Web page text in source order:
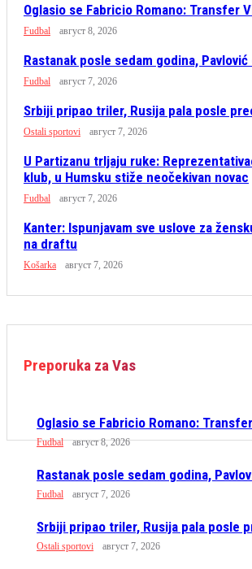
Oglasio se Fabricio Romano: Transfer
Fudbal август 8, 2026
Rastanak posle sedam godina,
Fudbal август 7, 2026
Srbiji pripao triler, Rusija pala posle
Ostali sportovi август 7, 2026
U Partizanu trljaju ruke:
klub, u Humsku stiže neočekivan novac
Fudbal август 7, 2026
Kanter: Ispunjavam sve uslove za
na draftu
Košarka август 7, 2026
Preporuka za Vas
Oglasio se Fabricio Romano:
Fudbal август 8, 2026
Rastanak posle sedam godina,
Fudbal август 7, 2026
Srbiji pripao triler, Rusija pala posle
Ostali sportovi август 7, 2026